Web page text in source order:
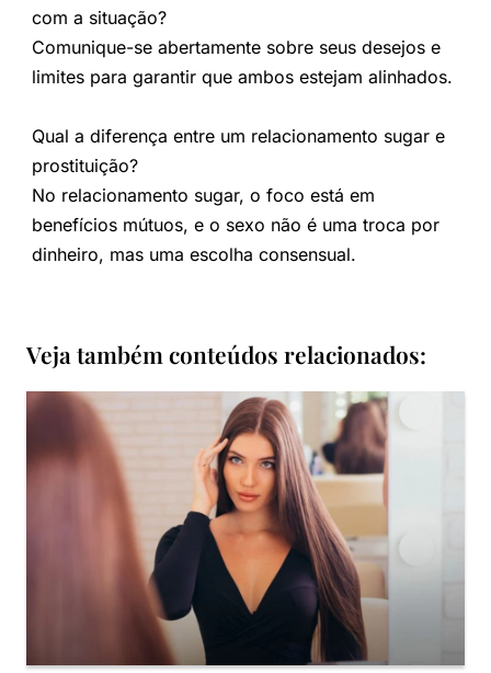
com a situação?
Comunique-se abertamente sobre seus desejos e
limites para garantir que ambos estejam alinhados.
Qual a diferença entre um relacionamento sugar e
prostituição?
No relacionamento sugar, o foco está em
benefícios mútuos, e o sexo não é uma troca por
dinheiro, mas uma escolha consensual.
Veja também conteúdos relacionados: